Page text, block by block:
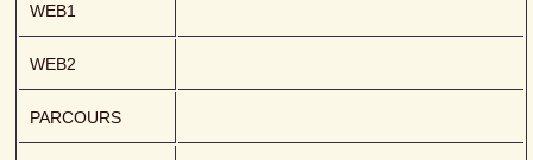
WEB1
WEB2
PARCOURS